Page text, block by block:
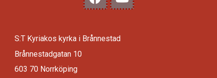
S:T Kyriakos kyrka i Brånnestad
Brånnestadgatan 10
603 70 Norrköping